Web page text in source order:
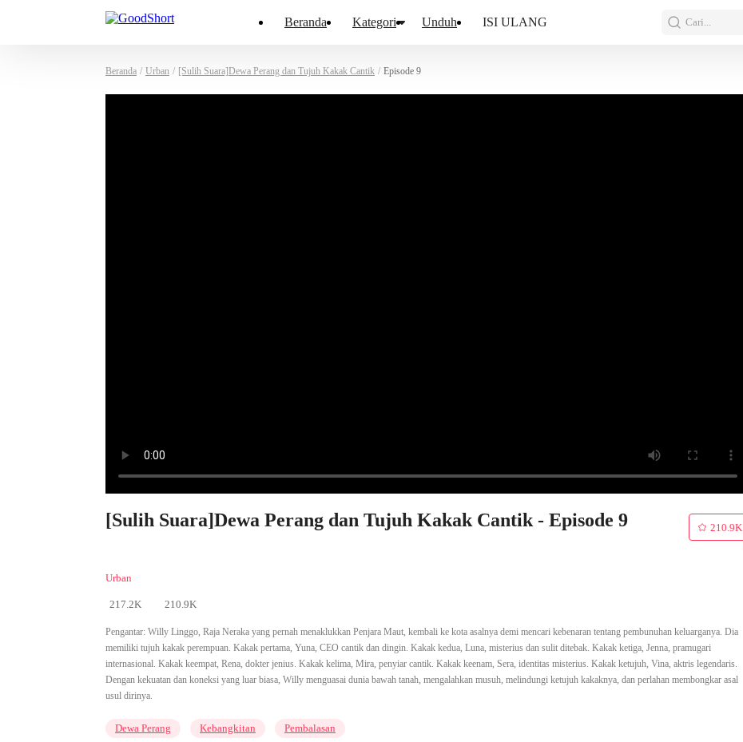
Beranda Kategori Unduh ISI ULANG Cari...
Beranda / Urban / [Sulih Suara]Dewa Perang dan Tujuh Kakak Cantik / Episode 9
[Sulih Suara]Dewa Perang dan Tujuh Kakak Cantik - Episode 9
Urban
217.2K 210.9K
210.9K
Pengantar: Willy Linggo, Raja Neraka yang pernah menaklukkan Penjara Maut, kembali ke kota asalnya demi mencari kebenaran tentang pembunuhan keluarganya. Dia
memiliki tujuh kakak perempuan. Kakak pertama, Yuna, CEO cantik dan dingin. Kakak kedua, Luna, misterius dan sulit ditebak. Kakak ketiga, Jenna, pramugari
internasional. Kakak keempat, Rena, dokter jenius. Kakak kelima, Mira, penyiar cantik. Kakak keenam, Sera, identitas misterius. Kakak ketujuh, Vina, aktris legendaris.
Dengan kekuatan dan koneksi yang luar biasa, Willy menguasai dunia bawah tanah, mengalahkan musuh, melindungi ketujuh kakaknya, dan perlahan membongkar asal
usul dirinya.
Dewa Perang Kebangkitan Pembalasan